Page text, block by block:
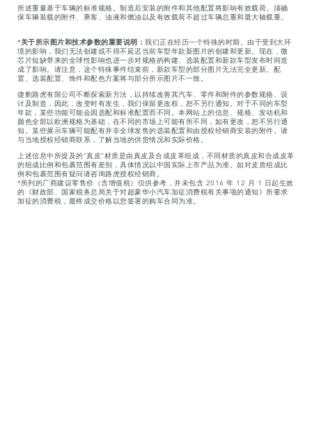
所述重量基于车辆的标准规格。制造后安装的附件和其他配置将影响有效载荷。须确
保车辆装载的附件、乘客、油液和燃油以及有效载荷不超过车辆总重和最大轴载重。
*关于所示图片和技术参数的重要说明： 我们正在经历一个特殊的时期。由于受到大环
境的影响，我们无法创建或不得不延迟当前车型年款新图片的创建和更新。现在，微
芯片短缺带来的全球性影响也进一步对规格的构建、选装配置和新款车型发布时间造
成了影响。请注意，这个特殊事件结束前，新款车型的部分图片无法完全更新。配
置、选装配置、饰件和配色方案将与部分所示图片不一致。
捷豹路虎有限公司不断探索新方法，以持续改善其汽车、零件和附件的参数规格、设
计及制造，因此，改变时有发生，我们保留更改权，恕不另行通知。对于不同的车型
年款，某些功能可能会因选配和标准配置而不同。本网站上的信息、规格、发动机和
颜色全部以欧洲规格为基础，在不同的市场上可能有所不同，如有更改，恕不另行通
知。某些展示车辆可能配有并非全球发售的选装配置和由授权经销商安装的附件。请
与当地授权经销商联系，了解当地的供货情况和实际价格。
上述信息中所提及的“真皮”材质是由真皮及合成皮革组成，不同材质的真皮和合成皮革
的组成比例和包裹范围有差别，具体情况以中国实际上市产品为准。如对皮质组成比
例和包裹范围有疑问请咨询路虎授权经销商。
*所列的厂商建议零售价（含增值税）仅供参考，并未包含 2016 年 12 月 1 日起生效
的《财政部、国家税务总局关于对超豪华小汽车加征消费税有关事项的通知》所要求
加征的消费税，最终成交价格以您签署的购车合同为准。